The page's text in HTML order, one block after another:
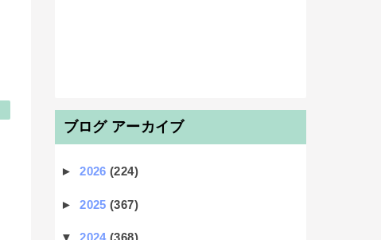
ブログ アーカイブ
►2026(224)
►2025(367)